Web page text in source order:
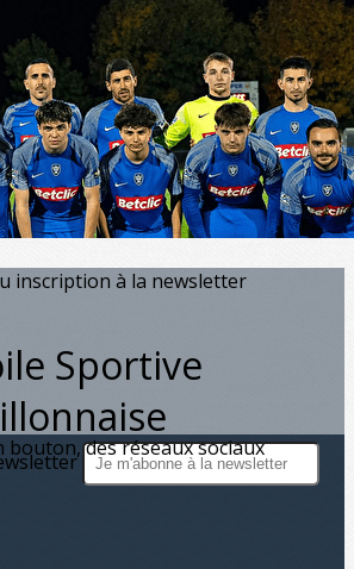
colonnes
les colonnes affichées
inscription à la newsletter
Sportive
des réseaux sociaux